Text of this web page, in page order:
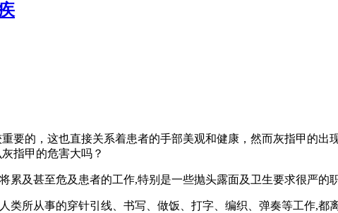
的，这也直接关系着患者的手部美观和健康，然而灰指甲的出
指甲的危害大吗？
及甚至危及患者的工作,特别是一些抛头露面及卫生要求很严的
所从事的穿针引线、书写、做饭、打字、编织、弹奏等工作,都